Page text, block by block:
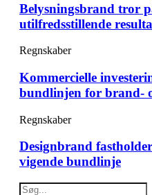
Belysningsbrand tror
utilfredsstillende
Regnskaber
Kommercielle
bundlinjen for brand-
Regnskaber
Designbrand
vigende bundlinje